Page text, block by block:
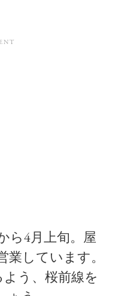
ら4月上旬。屋
業しています。
う、桜前線を